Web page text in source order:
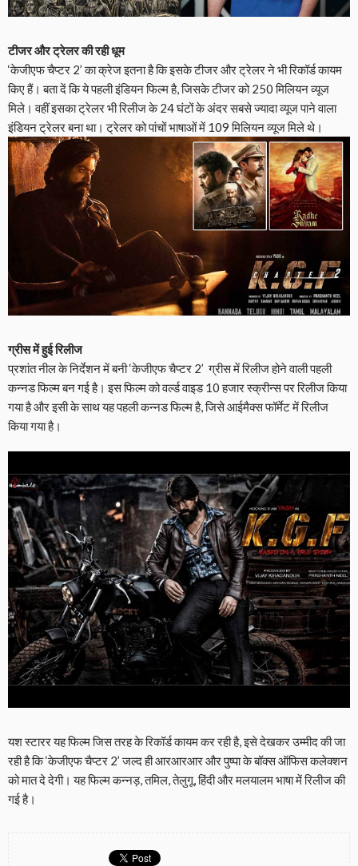
टीजर और ट्रेलर की रही धूम
‘केजीएफ चैप्टर 2’ का क्रेज इतना है कि इसके टीजर और ट्रेलर ने भी रिकॉर्ड कायम
किए हैं। बता दें कि ये पहली इंडियन फिल्म है, जिसके टीजर को 250 मिलियन व्यूज
मिले। वहीं इसका ट्रेलर भी रिलीज के 24 घंटों के अंदर सबसे ज्यादा व्यूज पाने वाला
इंडियन ट्रेलर बना था। ट्रेलर को पांचों भाषाओं में 109 मिलियन व्यूज मिले थे।
ग्रीस में हुई रिलीज
प्रशांत नील के निर्देशन में बनी ‘केजीएफ चैप्टर 2’ ग्रीस में रिलीज होने वाली पहली
कन्नड फिल्म बन गई है। इस फिल्म को वर्ल्ड वाइड 10 हजार स्क्रीन्स पर रिलीज किया
गया है और इसी के साथ यह पहली कन्नड फिल्म है, जिसे आईमैक्स फॉर्मेट में रिलीज
किया गया है।
यश स्टारर यह फिल्म जिस तरह के रिकॉर्ड कायम कर रही है, इसे देखकर उम्मीद की जा
रही है कि ‘केजीएफ चैप्टर 2’ जल्द ही आरआरआर और पुष्पा के बॉक्स ऑफिस कलेक्शन
को मात दे देगी। यह फिल्म कन्नड़, तमिल, तेलुगू, हिंदी और मलयालम भाषा में रिलीज की
गई है।